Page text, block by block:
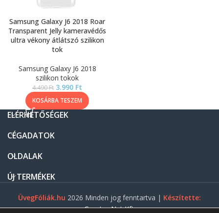
Samsung Galaxy J6 2018 Roar
Transparent Jelly kameravédős
ultra vékony átlátszó szilikon
tok
Samsung Galaxy J6 2018
szilikon tokok
4.490Ft 3.990 Ft
KOSÁRBA TESZEM
ELÉRHETŐSÉGEK
CÉGADATOK
OLDALAK
ÚJ TERMÉKEK
ÜvegFóliák.hu 2026 Minden jog fenntartva | Készítette:
Gasztro Net Kft.